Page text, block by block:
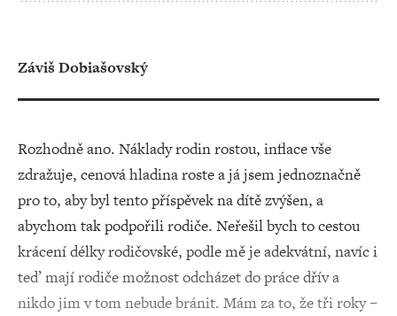
Záviš Dobiašovský
Rozhodně ano. Náklady rodin rostou, inflace vše
zdražuje, cenová hladina roste a já jsem jednoznačně
pro to, aby byl tento příspěvek na dítě zvýšen, a
abychom tak podpořili rodiče. Neřešil bych to cestou
krácení délky rodičovské, podle mě je adekvátní, navíc i
teď mají rodiče možnost odcházet do práce dřív a
nikdo jim v tom nebude bránit. Mám za to, že tři roky –